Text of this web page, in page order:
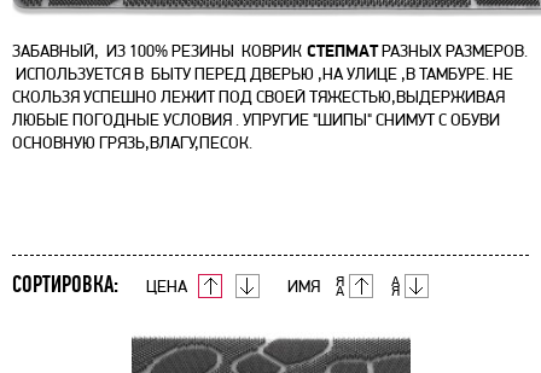
ЗАБАВНЫЙ, ИЗ 100% РЕЗИНЫ КОВРИК СТЕПМАТРАЗНЫХ РАЗМЕРОВ.
ИСПОЛЬЗУЕТСЯ В БЫТУ ПЕРЕД ДВЕРЬЮ ,НА УЛИЦЕ ,В ТАМБУРЕ. НЕ
СКОЛЬЗЯ УСПЕШНО ЛЕЖИТ ПОД СВОЕЙ ТЯЖЕСТЬЮ,ВЫДЕРЖИВАЯ
ЛЮБЫЕ ПОГОДНЫЕ УСЛОВИЯ . УПРУГИЕ "ШИПЫ" СНИМУТ С ОБУВИ
ОСНОВНУЮ ГРЯЗЬ,ВЛАГУ,ПЕСОК.
СОРТИРОВКА: ЦЕНА ИМЯ